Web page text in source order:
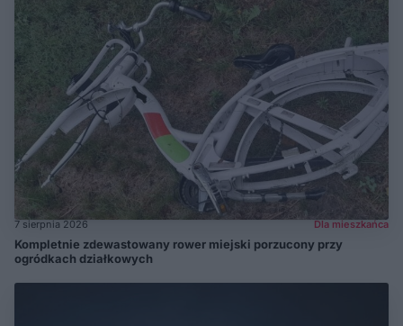
7 sierpnia 2026 Dla mieszkańca
Kompletnie zdewastowany rower miejski porzucony przy
ogródkach działkowych